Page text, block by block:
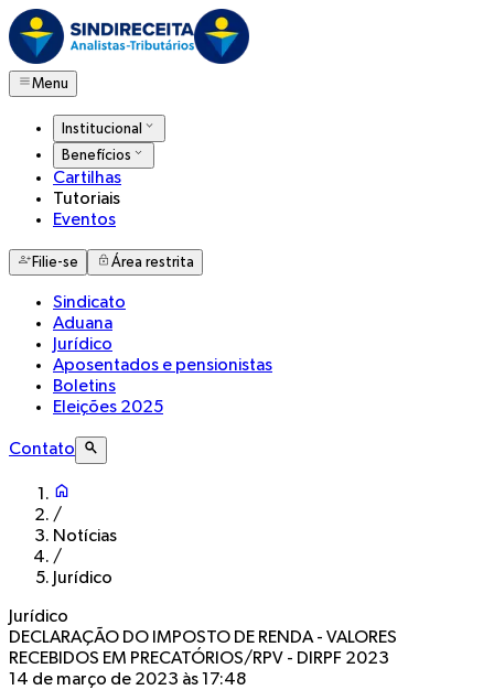
Menu
Institucional
Benefícios
Cartilhas
Tutoriais
Eventos
Filie-se Área restrita
Sindicato
Aduana
Jurídico
Aposentados e pensionistas
Boletins
Eleições 2025
Contato
/
Notícias
/
Jurídico
Jurídico
DECLARAÇÃO DO IMPOSTO DE RENDA - VALORES
RECEBIDOS EM PRECATÓRIOS/RPV - DIRPF 2023
14 de março de 2023 às 17:48